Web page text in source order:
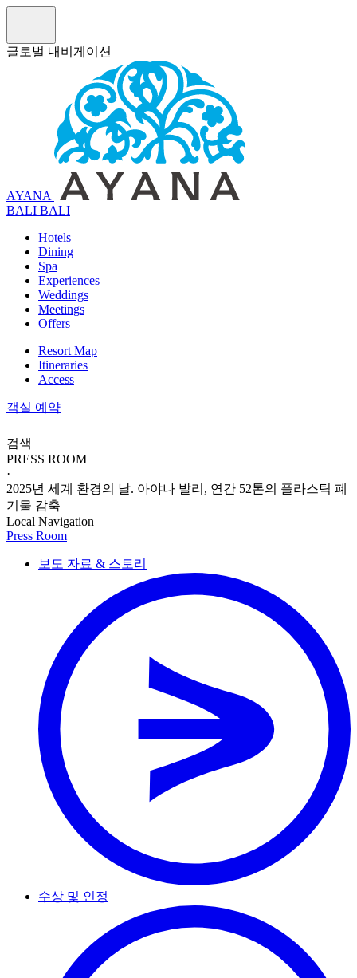
글로벌 내비게이션
AYANA
BALI BALI
Hotels
Dining
Spa
Experiences
Weddings
Meetings
Offers
Resort Map
Itineraries
Access
객실 예약
검색
PRESS ROOM
·
2025년 세계 환경의 날. 아야나 발리, 연간 52톤의 플라스틱 폐
기물 감축
Local Navigation
Press Room
보도 자료 & 스토리
수상 및 인정